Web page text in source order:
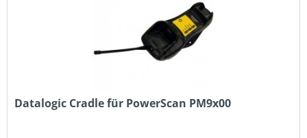
Datalogic Cradle für PowerScan PM9x00